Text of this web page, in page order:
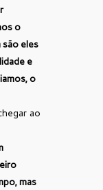
o
são eles
e
o
ao
mas